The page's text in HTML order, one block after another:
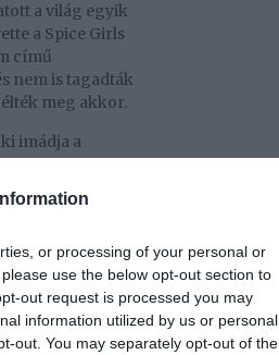
or processing of your personal or
use the below opt-out section to
out request is processed you may
information utilized by us or personal
out. You may separately opt-out of the
a világ egyik
a Spice Girls
című
nem is tagadták
meg akkor.
imádja a
családot
elárulta, hogy
folytatott